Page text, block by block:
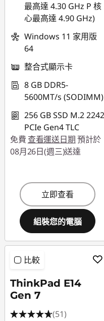
*以上優惠僅能擇一使
用
使用優惠券 :
最高達 4.30 GHz P 核
心最高達 4.90 GHz)
Windows 11 家用版
64
整合式顯示卡
8 GB DDR5-
5600MT/s (SODIMM)
256 GB SSD M.2 2242
PCIe Gen4 TLC
免費 查看運送日期預計於
08月26日(週三)送達
立即查看
組裝您的電腦
比較
ThinkPad E14
Gen 7
(51)